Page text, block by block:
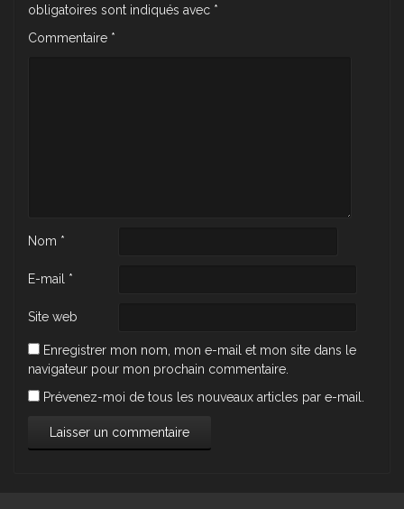
obligatoires sont indiqués avec *
Commentaire *
Nom *
E-mail *
Site web
Enregistrer mon nom, mon e-mail et mon site dans le
navigateur pour mon prochain commentaire.
Prévenez-moi de tous les nouveaux articles par e-mail.